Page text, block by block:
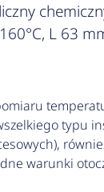
L 63
typu
warunki